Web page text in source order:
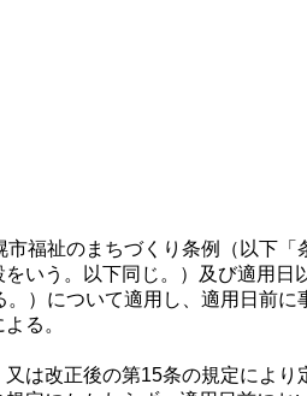
福祉のまちづくり条例（以下「
いう。以下同じ。）及び適用日
）について適用し、適用日前
る。
は改正後の第15条の規定により